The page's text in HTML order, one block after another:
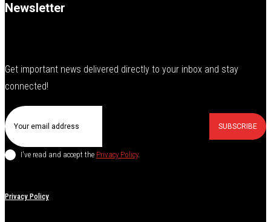
Newsletter
Get important news delivered directly to your inbox and stay
connected!
SUBSCRIBE
I've read and accept the Privacy Policy.
Privacy Policy